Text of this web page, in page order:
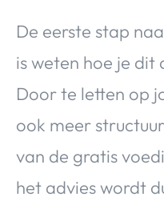
De eerste stap
is weten hoe je dit
Door te letten op
ook meer
van de gratis
het advies wordt